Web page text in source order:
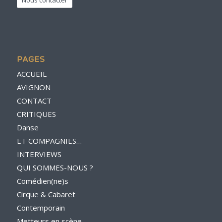
PAGES
ACCUEIL
AVIGNON
CONTACT
CRITIQUES
Danse
ET COMPAGNIES…
INTERVIEWS
QUI SOMMES-NOUS ?
Comédien(ne)s
Cirque & Cabaret
Contemporain